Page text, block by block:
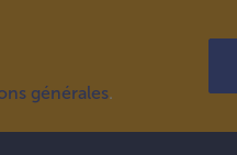
générales.